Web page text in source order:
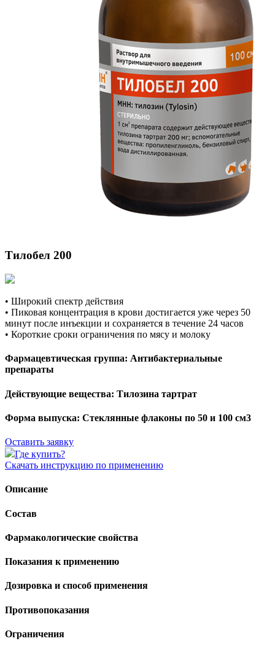
Тилобел 200
• Широкий спектр действия
• Пиковая концентрация в крови достигается уже через 50
минут после инъекции и сохраняется в течение 24 часов
• Короткие сроки ограничения по мясу и молоку
Фармацевтическая группа: Антибактериальные
препараты
Действующие вещества: Тилозина тартрат
Форма выпуска: Стеклянные флаконы по 50 и 100 см3
Оставить заявку
Где купить?
Скачать инструкцию по применению
Описание
Состав
Фармакологические свойства
Показания к применению
Дозировка и способ применения
Противопоказания
Ограничения